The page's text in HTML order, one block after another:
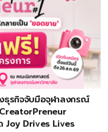
ธุรกิจจับมือจุฬาลงกรณ์
Joy Drives Lives